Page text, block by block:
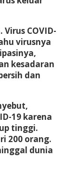
COVID-
virusnya
kesadaran
dan
19 karena
tinggi.
200 orang.
dunia